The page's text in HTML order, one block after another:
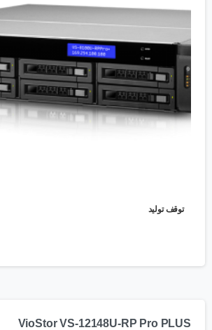
توقف تولید
VioStor VS-12148U-RP Pro PLUS